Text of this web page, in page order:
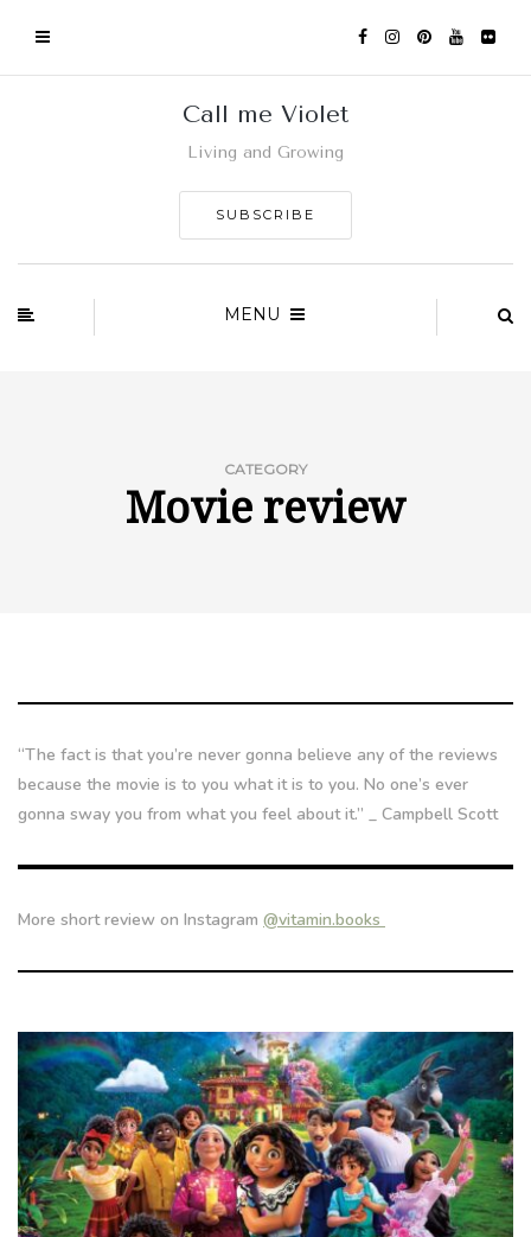
Call me Violet
Living and Growing
SUBSCRIBE
MENU
CATEGORY
Movie review
“The fact is that you’re never gonna believe any of the reviews
because the movie is to you what it is to you. No one’s ever
gonna sway you from what you feel about it.” _ Campbell Scott
More short review on Instagram @vitamin.books